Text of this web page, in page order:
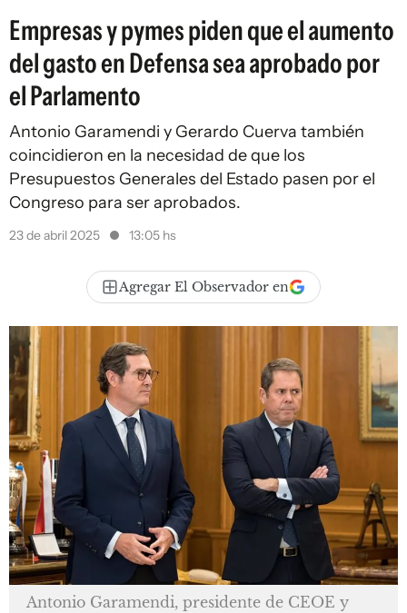
Empresas y pymes piden que el aumento
del gasto en Defensa sea aprobado por
el Parlamento
Antonio Garamendi y Gerardo Cuerva también
coincidieron en la necesidad de que los
Presupuestos Generales del Estado pasen por el
Congreso para ser aprobados.
23 de abril 2025 13:05 hs
Agregar El Observador en
Antonio Garamendi, presidente de CEOE y